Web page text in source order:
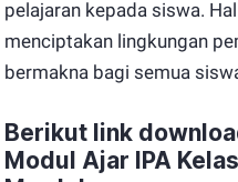
pelajaran kepada siswa.
menciptakan lingkungan
bermakna bagi semua
Berikut link
Modul Ajar IPA